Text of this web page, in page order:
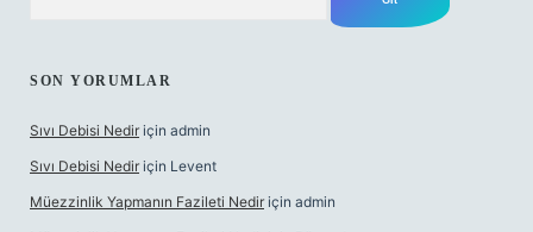
SON YORUMLAR
Sıvı Debisi Nedir için admin
Sıvı Debisi Nedir için Levent
Müezzinlik Yapmanın Fazileti Nedir için admin